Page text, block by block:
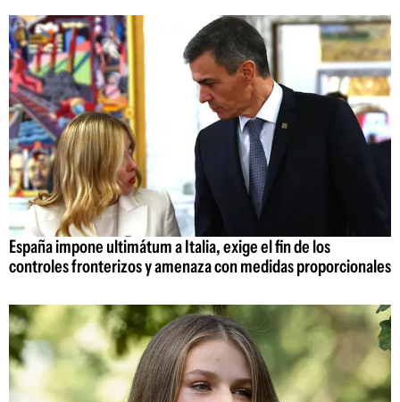
España impone ultimátum a Italia, exige el fin de los
controles fronterizos y amenaza con medidas proporcionales